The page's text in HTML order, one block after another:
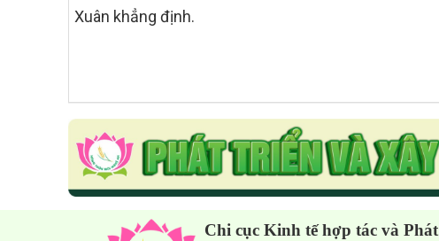
Xuân khẳng định.
Chi cục Kinh tế hợp tác và